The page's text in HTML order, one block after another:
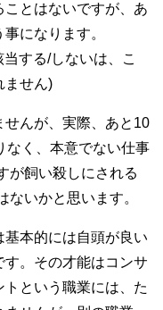
とはないですが、あ
になります。
する/しないは、こ
ません)
んが、実際、あと10
なく、本意でない仕事
が飼い殺しにされる
ないかと思います。
本的には自頭が良い
す。その才能はコンサ
という職業には、た